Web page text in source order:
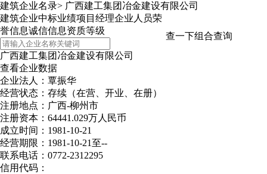
建筑企业名录> 广西建工集团冶金建设有限公司
建筑企业中标业绩项目经理企业人员荣
誉信息诚信信息资质等级 查一下组合查询
广西建工集团冶金建设有限公司
查看企业数据
企业法人：覃振华
经营状态：存续（在营、开业、在册）
注册地点：广西-柳州市
注册资本：64441.029万人民币
成立时间：1981-10-21
经营期限：1981-10-21至--
联系电话：0772-2312295
信用代码：